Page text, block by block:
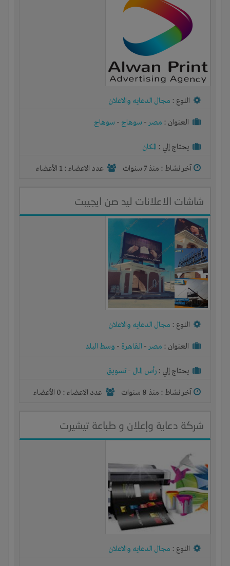
النوع : مجال الدعايه والاعلان
العنوان : مصر- سوهاج - سوهاج
يحتاج إلي : المكان
آخر نشاط : منذ 7 سنوات عدد الاعضاء : 1 الأعضاء
شاشات الاعلانات ليد صن ايجيبت
النوع : مجال الدعايه والاعلان
العنوان : مصر- القاهرة - وسط البلد
يحتاج إلي : رأس المال - تسويق
آخر نشاط : منذ 8 سنوات عدد الاعضاء : 0 الأعضاء
شركة دعاية وإعلان و طباعة تيشيرت
النوع : مجال الدعايه والاعلان